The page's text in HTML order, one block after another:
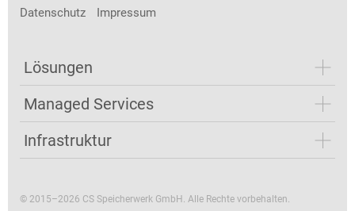
Datenschutz Impressum
Lösungen
Managed Services
Infrastruktur
© 2015–2026 CS Speicherwerk GmbH. Alle Rechte vorbehalten.